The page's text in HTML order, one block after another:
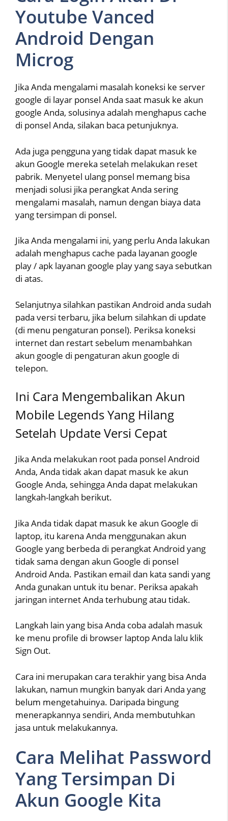
Youtube Vanced
Android Dengan
Microg
Jika Anda mengalami masalah koneksi ke server
google di layar ponsel Anda saat masuk ke akun
google Anda, solusinya adalah menghapus cache
di ponsel Anda, silakan baca petunjuknya.
Ada juga pengguna yang tidak dapat masuk ke
akun Google mereka setelah melakukan reset
pabrik. Menyetel ulang ponsel memang bisa
menjadi solusi jika perangkat Anda sering
mengalami masalah, namun dengan biaya data
yang tersimpan di ponsel.
Jika Anda mengalami ini, yang perlu Anda lakukan
adalah menghapus cache pada layanan google
play / apk layanan google play yang saya sebutkan
di atas.
Selanjutnya silahkan pastikan Android anda sudah
pada versi terbaru, jika belum silahkan di update
(di menu pengaturan ponsel). Periksa koneksi
internet dan restart sebelum menambahkan
akun google di pengaturan akun google di
telepon.
Ini Cara Mengembalikan Akun
Mobile Legends Yang Hilang
Setelah Update Versi Cepat
Jika Anda melakukan root pada ponsel Android
Anda, Anda tidak akan dapat masuk ke akun
Google Anda, sehingga Anda dapat melakukan
langkah-langkah berikut.
Jika Anda tidak dapat masuk ke akun Google di
laptop, itu karena Anda menggunakan akun
Google yang berbeda di perangkat Android yang
tidak sama dengan akun Google di ponsel
Android Anda. Pastikan email dan kata sandi yang
Anda gunakan untuk itu benar. Periksa apakah
jaringan internet Anda terhubung atau tidak.
Langkah lain yang bisa Anda coba adalah masuk
ke menu profile di browser laptop Anda lalu klik
Sign Out.
Cara ini merupakan cara terakhir yang bisa Anda
lakukan, namun mungkin banyak dari Anda yang
belum mengetahuinya. Daripada bingung
menerapkannya sendiri, Anda membutuhkan
jasa untuk melakukannya.
Cara Melihat Password
Yang Tersimpan Di
Akun Google Kita